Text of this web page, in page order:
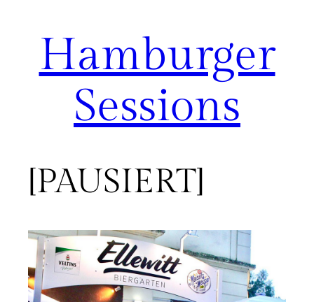
springenHamburger
Sessions
[PAUSIERT]